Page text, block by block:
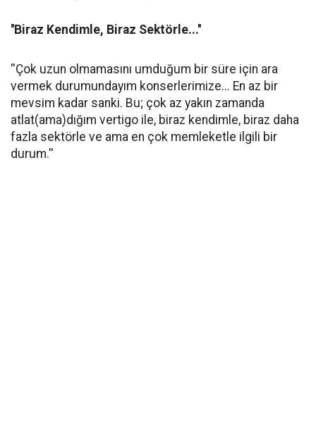
''Biraz Kendimle, Biraz Sektörle...''
''Çok uzun olmamasını umduğum bir süre için ara
vermek durumundayım konserlerimize... En az bir
mevsim kadar sanki. Bu; çok az yakın zamanda
atlat(ama)dığım vertigo ile, biraz kendimle, biraz daha
fazla sektörle ve ama en çok memleketle ilgili bir
durum.''